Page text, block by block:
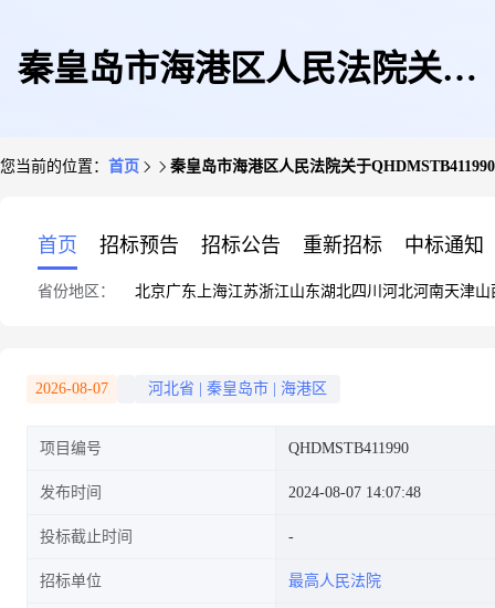
秦皇岛市海港区人民法院关于
您当前的位置： 首页 秦皇岛市海港区人民法院关于
首页 招标预告 招标公告 重新招标 中标通知
省份地区： 北京广东 上海江苏浙江山东湖北四川 河北河南天津山
2026-08-07 河北省 秦皇岛市 海港区
项目编号 QHDMSTB411990
发布时间 2024-08-07 14:07:48
投标截止时间
招标单位 最高人民法院